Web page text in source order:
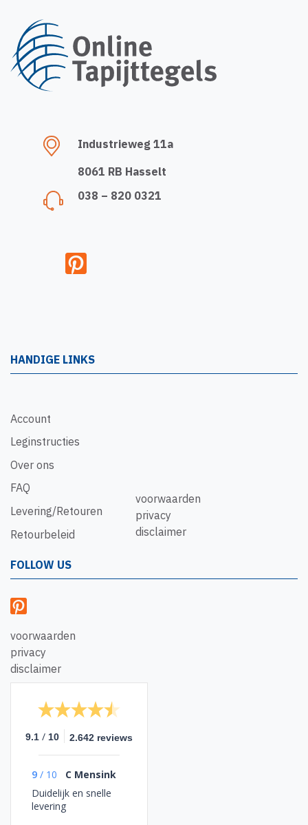
Industrieweg 11a
8061 RB Hasselt
038 – 820 0321
HANDIGE LINKS
Account
Leginstructies
Over ons
FAQ
Levering/Retouren
Retourbeleid
voorwaarden
privacy
disclaimer
FOLLOW US
voorwaarden
privacy
disclaimer
9.1 / 10 2.642 reviews
9 / 10
C Mensink
Duidelijk en snelle
levering